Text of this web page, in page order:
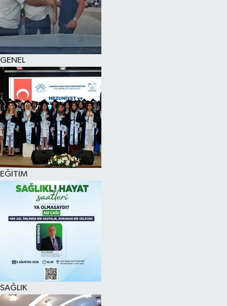
GENEL
EĞİTİM
SAĞLIK
KÜLTÜR SANAT
SAĞLIK
SİYASET
SPOR
TEKNOLOJİ
VİZYONDAKİLER
YAŞAM